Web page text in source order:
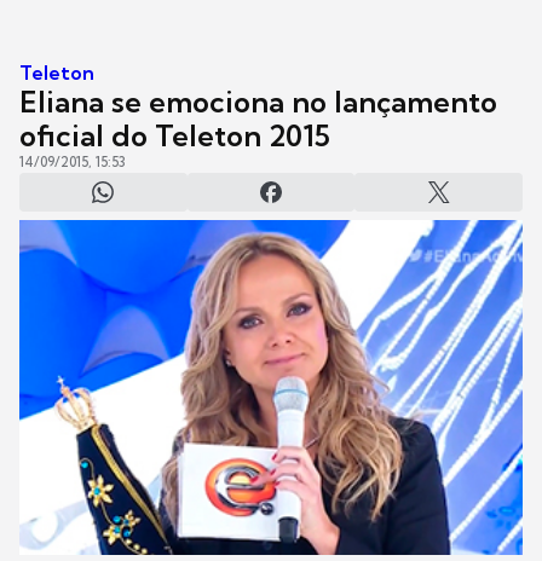
Teleton
Eliana se emociona no lançamento
oficial do Teleton 2015
14/09/2015, 15:53